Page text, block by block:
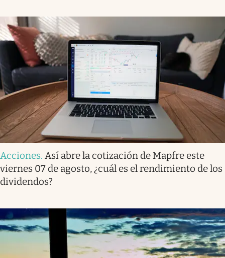
Acciones. Así abre la cotización de Mapfre este
viernes 07 de agosto, ¿cuál es el rendimiento de los
dividendos?